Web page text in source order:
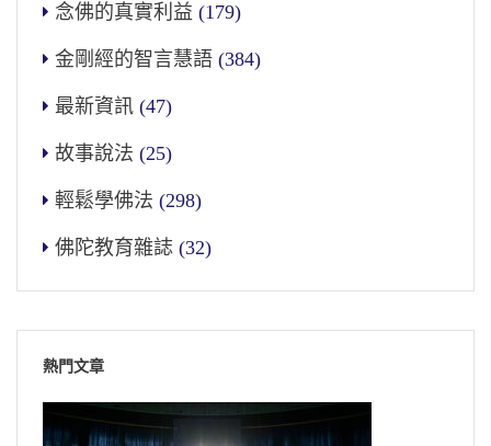
念佛的真實利益 (179)
金剛經的智言慧語 (384)
最新資訊 (47)
故事說法 (25)
輕鬆學佛法 (298)
佛陀教育雜誌 (32)
熱門文章